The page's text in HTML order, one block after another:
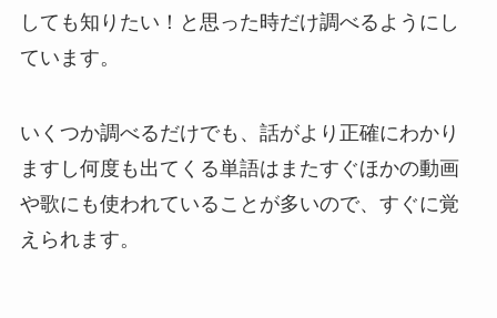
しても知りたい！と思った時だけ調べるようにし
ています。
いくつか調べるだけでも、話がより正確にわかり
ますし何度も出てくる単語はまたすぐほかの動画
や歌にも使われていることが多いので、すぐに覚
えられます。